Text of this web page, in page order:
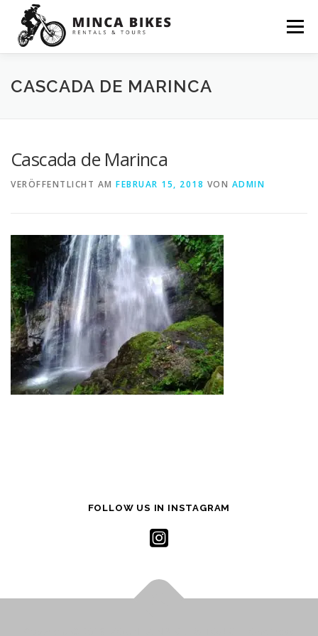
Inhalt
springen
Menü
CASCADA DE MARINCA
Cascada de Marinca
VERÖFFENTLICHT AM FEBRUAR 15, 2018 VON ADMIN
FOLLOW US IN INSTAGRAM